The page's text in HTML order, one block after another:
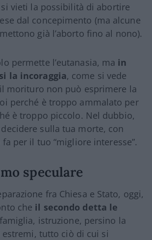
vieti la possibilità di abortire
dal concepimento (ma alcune
già l’aborto fino al nono).
permette l’eutanasia, ma in
la incoraggia, come si vede
morituro non può esprimere la
perché è troppo ammalato per
è troppo piccolo. Nel dubbio,
sulla tua morte, con
per il tuo “migliore interesse”.
speculare
fra Chiesa e Stato, oggi,
che il secondo detta le
istruzione, persino la
tutto ciò di cui si